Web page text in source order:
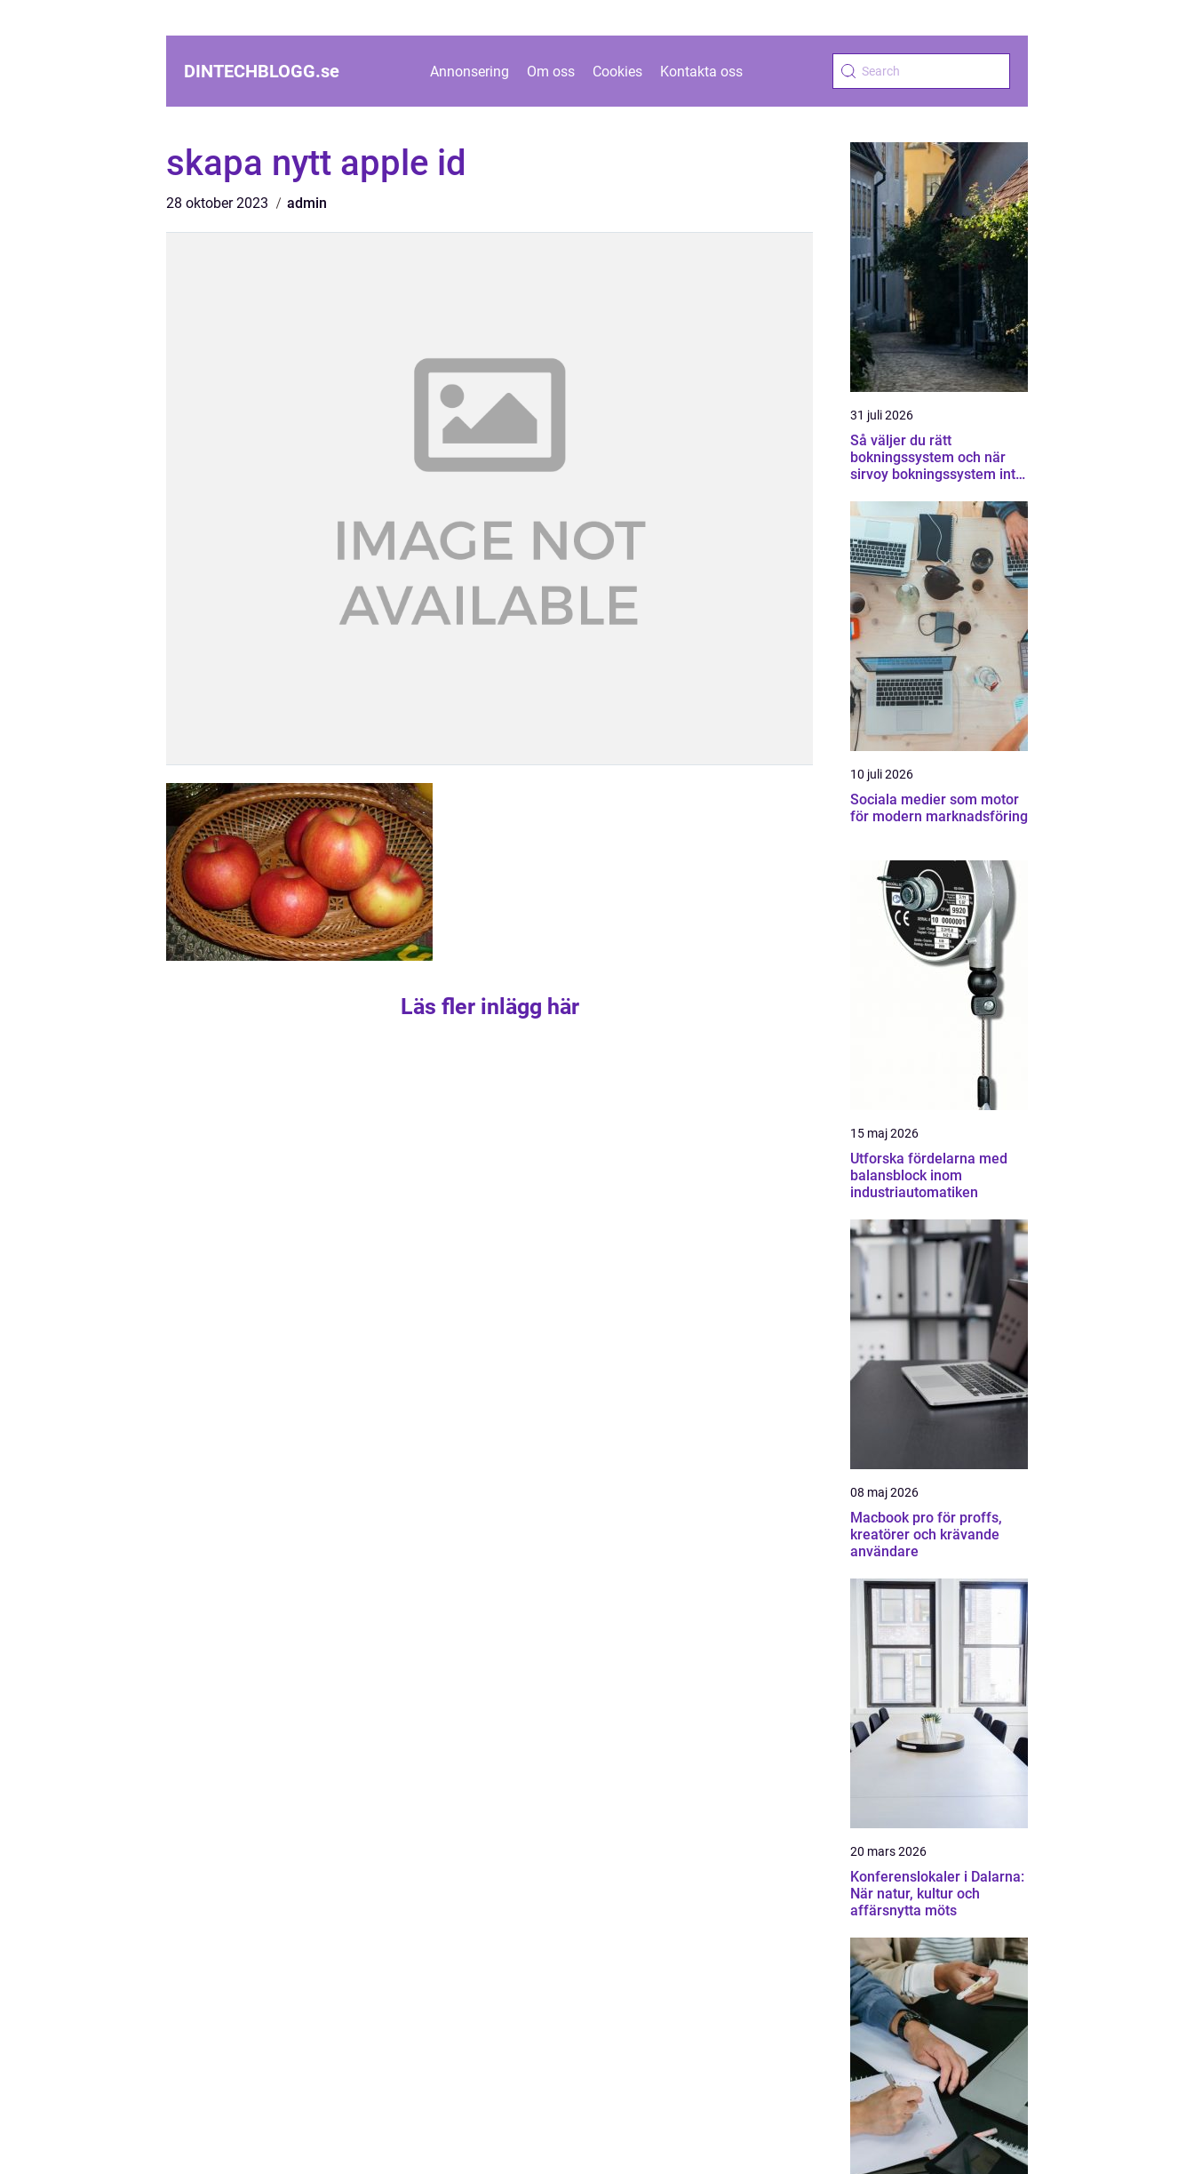
DINTECHBLOGG.se Annonsering Om oss Cookies Kontakta oss
skapa nytt apple id
28 oktober 2023 admin
Läs fler inlägg här
31 juli 2026
Så väljer du rätt
bokningssystem och när
sirvoy bokningssystem inte
10 juli 2026
Sociala medier som motor
för modern marknadsföring
15 maj 2026
Utforska fördelarna med
balansblock inom
industriautomatiken
08 maj 2026
Macbook pro för proffs,
kreatörer och krävande
användare
20 mars 2026
Konferenslokaler i Dalarna:
När natur, kultur och
affärsnytta möts